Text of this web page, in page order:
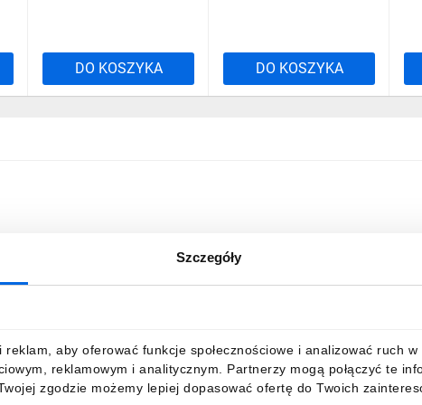
Szczegóły
aby oferować funkcje społecznościowe i analizować ruch
reklamowym i analitycznym. Partnerzy mogą połączyć te
zgodzie możemy lepiej dopasować ofertę do Twoich
DO KOSZYKA DO KOSZYKA